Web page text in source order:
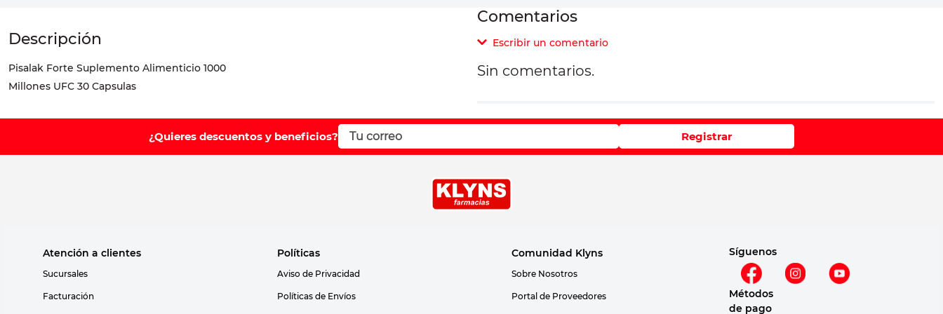
Pisalak Forte Suplemento Alimenticio 1000
Millones UFC 30 Capsulas
Comentarios
Escribir un comentario
Comentario
Califique el producto de 1 a 5 estrellas
Sin comentarios.
¿Quieres descuentos y beneficios? Registrar
Atención a clientes
Sucursales
Facturación
Políticas
Aviso de Privacidad
Políticas de Envíos
Comunidad Klyns
Sobre Nosotros
Portal de Proveedores
Síguenos
Métodos
de pago